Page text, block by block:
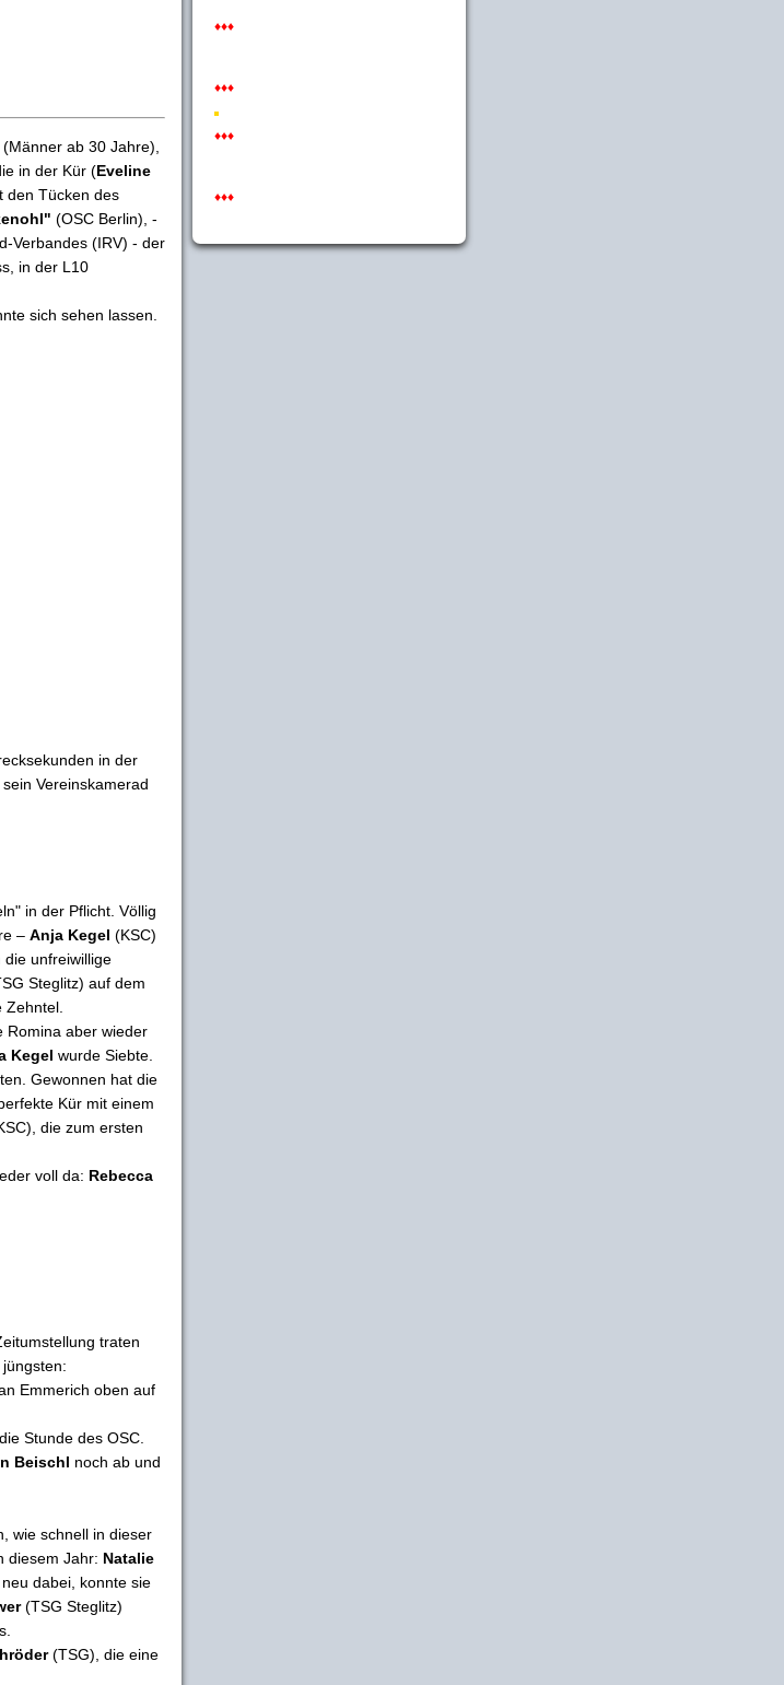
ab 30 Jahre),
in der Kür (Eveline
den Tücken des
(OSC Berlin), -
Verbandes (IRV) - der
in der L10
sich sehen lassen.
in der
Vereinskamerad
in der Pflicht. Völlig
– Anja Kegel (KSC)
unfreiwillige
Steglitz) auf dem
Romina aber wieder
Kegel wurde Siebte.
Gewonnen hat die
Kür mit einem
die zum ersten
voll da: Rebecca
traten
Emmerich oben auf
Stunde des OSC.
Beischl noch ab und
wie schnell in dieser
diesem Jahr: Natalie
dabei, konnte sie
(TSG Steglitz)
(TSG), die eine
♦♦♦
♦♦♦
♦♦♦
♦♦♦